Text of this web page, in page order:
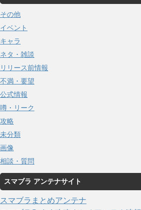
その他
イベント
キャラ
ネタ・雑談
リリース前情報
不満・要望
公式情報
噂・リーク
攻略
未分類
画像
相談・質問
スマブラ アンテナサイト
スマブラまとめアンテナ